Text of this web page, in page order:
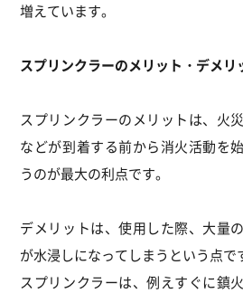
増えています。
スプリンクラーのメリット・デメリ
スプリンクラーのメリットは、火
などが到着する前から消火活動を
うのが最大の利点です。
デメリットは、使用した際、大量
が水浸しになってしまうという点で
スプリンクラーは、例えすぐに鎮